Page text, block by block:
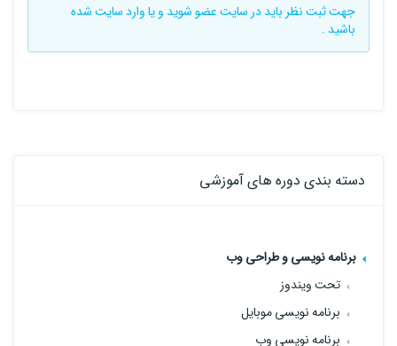
جهت ثبت نظر باید در سایتعضو شوید و یاوارد سایتشده
باشید .
دسته بندی دوره های آموزشی
برنامه نویسی و طراحی وب
تحت ویندوز
برنامه نویسی موبایل
برنامه نویسی وب